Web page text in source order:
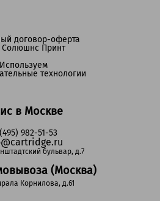
в Москве
982-51-53
бульвар, д.7
(Москва)
Корнилова, д.61
договор-оферта
Принт
Используем
технологии